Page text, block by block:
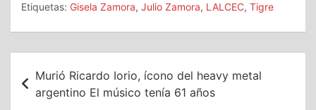
Etiquetas: Gisela Zamora, Julio Zamora, LALCEC, Tigre
Navegación
de
Murió Ricardo Iorio, ícono del heavy metal
argentino El músico tenía 61 años